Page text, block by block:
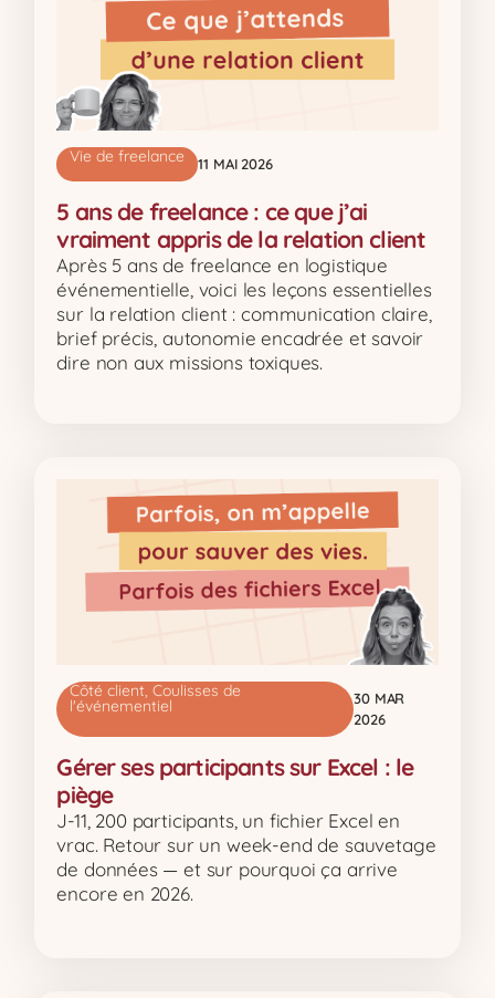
Vie de freelance 11 MAI 2026
5 ans de freelance : ce que j’ai
vraiment appris de la relation client
Après 5 ans de freelance en logistique
événementielle, voici les leçons essentielles
sur la relation client : communication claire,
brief précis, autonomie encadrée et savoir
dire non aux missions toxiques.
Côté client,Coulisses de
l'événementiel
30 MAR
2026
Gérer ses participants sur Excel : le
piège
J-11, 200 participants, un fichier Excel en
vrac. Retour sur un week-end de sauvetage
de données — et sur pourquoi ça arrive
encore en 2026.